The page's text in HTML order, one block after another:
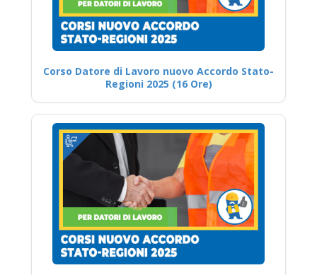
Corso Datore di Lavoro nuovo Accordo Stato-
Regioni 2025 (16 Ore)